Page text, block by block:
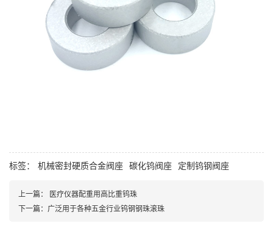
标签： 机械密封硬质合金阀座 碳化钨阀座 定制钨钢阀座
上一篇：
医疗仪器配重用高比重钨珠
下一篇： 广泛用于各种五金行业钨钢钢珠滚珠